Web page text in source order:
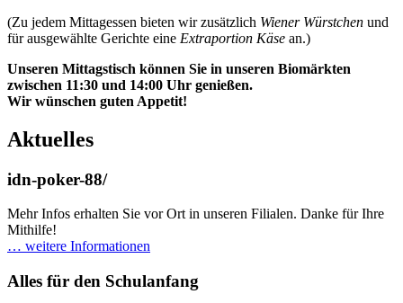
(Zu jedem Mittagessen bieten wir zusätzlich Wiener Würstchen und
für ausgewählte Gerichte eine Extraportion Käse an.)
Unseren Mittagstisch können Sie in unseren Biomärkten
zwischen 11:30 und 14:00 Uhr genießen.
Wir wünschen guten Appetit!
Aktuelles
idn-poker-88/
Mehr Infos erhalten Sie vor Ort in unseren Filialen. Danke für Ihre
Mithilfe!
… weitere Informationen
Alles für den Schulanfang